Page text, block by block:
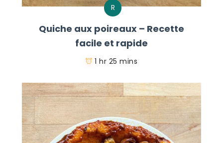
R
Quiche aux poireaux – Recette
facile et rapide
1 hr 25 mins